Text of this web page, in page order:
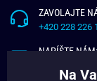
ZAVOLAJTE
+420 228 226
NAPÍŠTE NÁM:
Na